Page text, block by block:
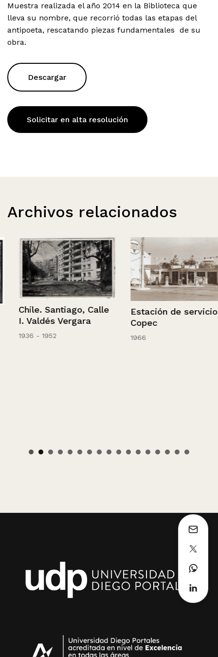
Muestra realizada el año 2014 en la Biblioteca que
lleva su nombre, que recorrió todas las etapas del
antipoeta, rescatando piezas fundamentales de su
obra.
Descargar
Solicitar en alta resolución
Archivos relacionados
Chile. Santiago, Calle
I. Valdés Vergara
1936 - 1952
Estación de servicio
Copec